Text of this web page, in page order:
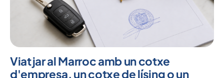
Viatjar al Marroc amb un cotxe
d'empresa, un cotxe de lísing o un